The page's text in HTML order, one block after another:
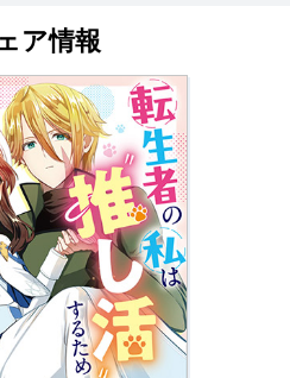
採用情報
検索
ア情報